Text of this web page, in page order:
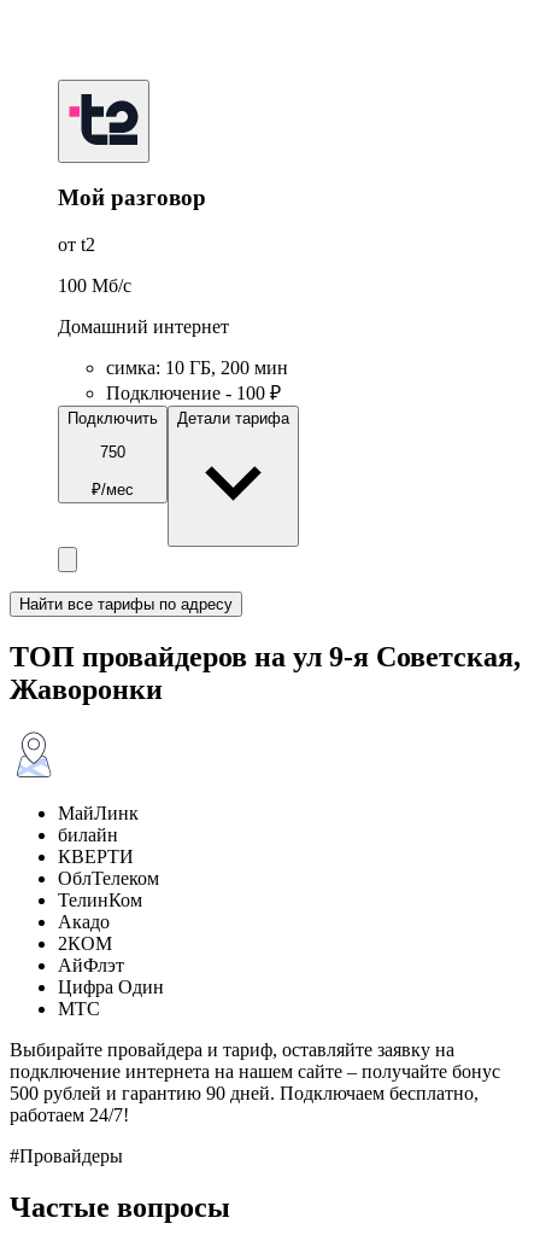
Мой разговор
от t2
100 Мб/c
Домашний интернет
симка: 10 ГБ, 200 мин
Подключение - 100 ₽
Подключить
750
₽/мес
Детали тарифа
Найти все тарифы по адресу
ТОП провайдеров на ул 9-я Советская,
Жаворонки
МайЛинк
билайн
КВЕРТИ
ОблТелеком
ТелинКом
Акадо
2КОМ
АйФлэт
Цифра Один
МТС
Выбирайте провайдера и тариф, оставляйте заявку на
подключение интернета на нашем сайте – получайте бонус
500 рублей и гарантию 90 дней. Подключаем бесплатно,
работаем 24/7!
#Провайдеры
Частые вопросы